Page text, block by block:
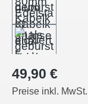
Regulärer Preis:
49,90 €
Preise inkl.